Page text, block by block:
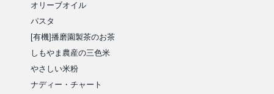
オリーブオイル
パスタ
[有機]播磨園製茶のお茶
しもやま農産の三色米
やさしい米粉
ナディー・チャート